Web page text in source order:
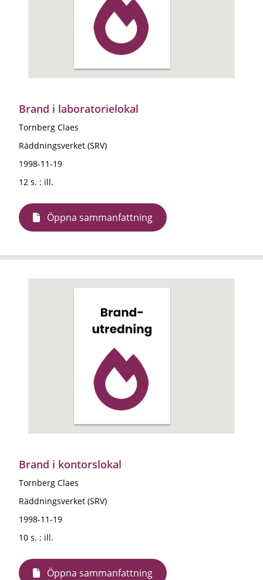
Brand i laboratorielokal
Tornberg Claes
Räddningsverket (SRV)
1998-11-19
12 s. : ill.
Öppna sammanfattning
Brand i kontorslokal
Tornberg Claes
Räddningsverket (SRV)
1998-11-19
10 s. : ill.
Öppna sammanfattning